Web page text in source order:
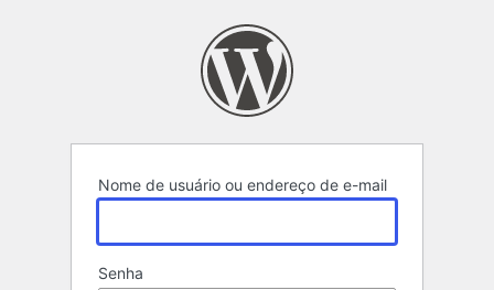
Nome de usuário ou endereço de e-mail
Senha